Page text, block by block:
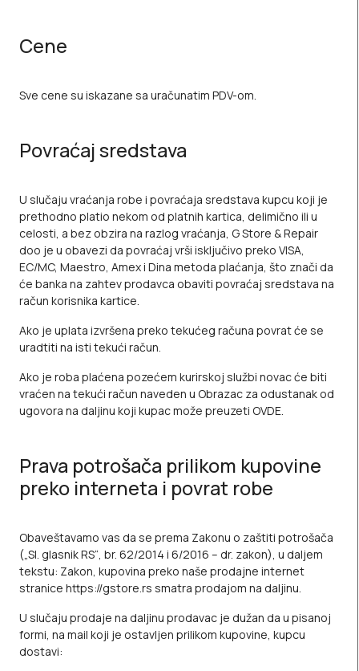
Cene
Sve cene su iskazane sa uračunatim PDV-om.
Povraćaj sredstava
U slučaju vraćanja robe i povraćaja sredstava kupcu koji je
prethodno platio nekom od platnih kartica, delimično ili u
celosti, a bez obzira na razlog vraćanja, G Store & Repair
doo je u obavezi da povraćaj vrši isključivo preko VISA,
EC/MC, Maestro, Amex i Dina metoda plaćanja, što znači da
će banka na zahtev prodavca obaviti povraćaj sredstava na
račun korisnika kartice.
Ako je uplata izvršena preko tekućeg računa povrat će se
uradtiti na isti tekući račun.
Ako je roba plaćena pozećem kurirskoj službi novac će biti
vraćen na tekući račun naveden u Obrazac za odustanak od
ugovora na daljinu koji kupac može preuzeti OVDE.
Prava potrošača prilikom kupovine
preko interneta i povrat robe
Obaveštavamo vas da se prema Zakonu о zaštiti potrošača
(„Sl. glasnik RS“, br. 62/2014 i 6/2016 – dr. zakon), u daljem
tekstu: Zakon, kupovina preko naše prodajne internet
stranice https://gstore.rs smatra prodajom na daljinu.
U slučaju prodaje na daljinu prodavac je dužan da u pisanoj
formi, na mail koji je ostavljen prilikom kupovine, kupcu
dostavi: